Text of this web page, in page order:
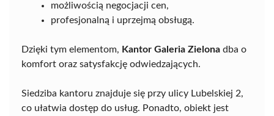
możliwością negocjacji cen,
profesjonalną i uprzejmą obsługą.
Dzięki tym elementom, Kantor Galeria Zielona dba o
komfort oraz satysfakcję odwiedzających.
Siedziba kantoru znajduje się przy ulicy Lubelskiej 2,
co ułatwia dostęp do usług. Ponadto, obiekt jest